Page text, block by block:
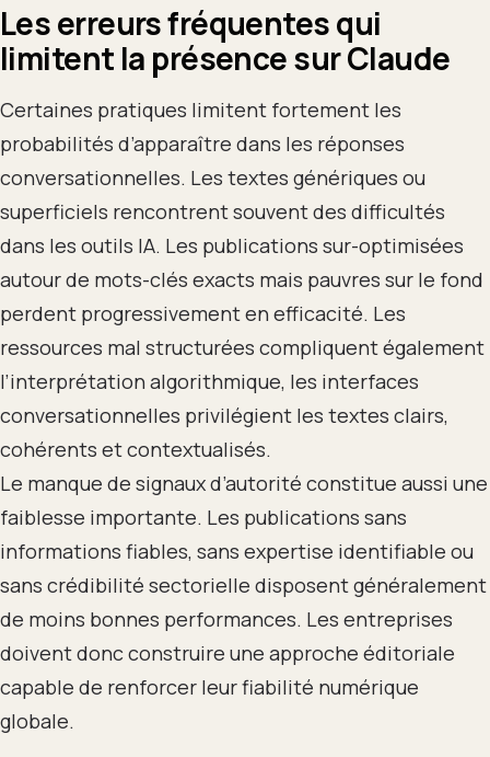
Les erreurs fréquentes qui
limitent la présence sur Claude
Certaines pratiques limitent fortement les
probabilités d’apparaître dans les réponses
conversationnelles. Les textes génériques ou
superficiels rencontrent souvent des difficultés
dans les outils IA. Les publications sur-optimisées
autour de mots-clés exacts mais pauvres sur le fond
perdent progressivement en efficacité. Les
ressources mal structurées compliquent également
l’interprétation algorithmique, les interfaces
conversationnelles privilégient les textes clairs,
cohérents et contextualisés.
Le manque de signaux d’autorité constitue aussi une
faiblesse importante. Les publications sans
informations fiables, sans expertise identifiable ou
sans crédibilité sectorielle disposent généralement
de moins bonnes performances. Les entreprises
doivent donc construire une approche éditoriale
capable de renforcer leur fiabilité numérique
globale.